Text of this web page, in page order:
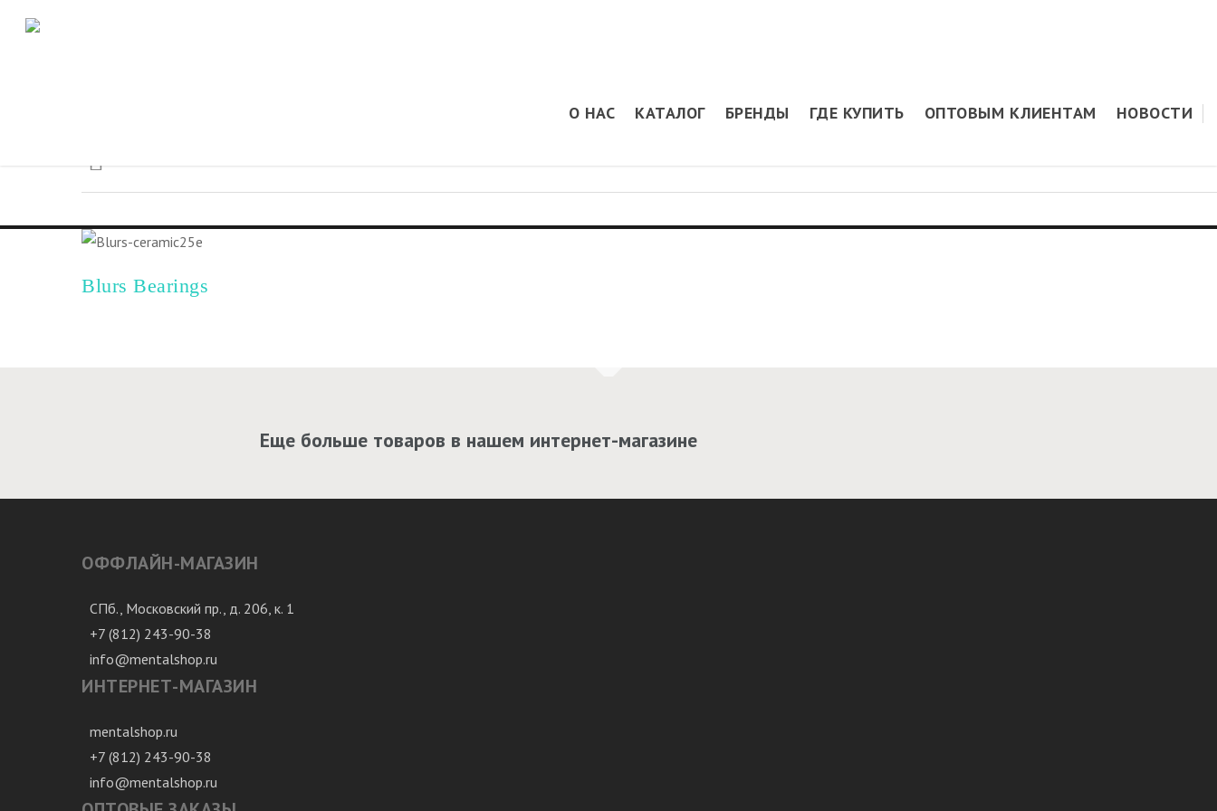
О НАС КАТАЛОГ БРЕНДЫ ГДЕ КУПИТЬ ОПТОВЫМ КЛИЕНТАМ НОВОСТИ
Blurs Bearings
Еще больше товаров в нашем интернет-магазине
ОФФЛАЙН-МАГАЗИН
СПб., Московский пр., д. 206, к. 1
+7 (812) 243-90-38
info@mentalshop.ru
ИНТЕРНЕТ-МАГАЗИН
mentalshop.ru
+7 (812) 243-90-38
info@mentalshop.ru